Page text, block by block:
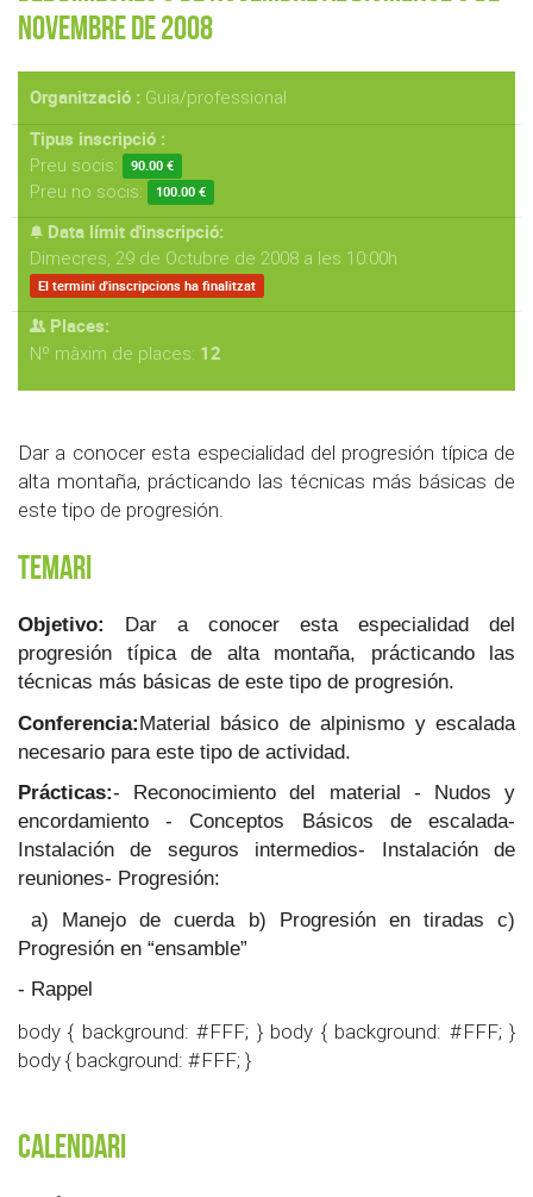
Novembre de 2008
Organització : Guia/professional
Tipus inscripció :
Preu socis: 90.00 €
Preu no socis: 100.00 €
Data límit d'inscripció:
Dimecres, 29 de Octubre de 2008 a les 10:00h
El termini d'inscripcions ha finalitzat
Places:
Nº màxim de places: 12
Dar a conocer esta especialidad del progresión típica de
alta montaña, prácticando las técnicas más básicas de
este tipo de progresión.
Temari
Objetivo: Dar a conocer esta especialidad del
progresión típica de alta montaña, prácticando las
técnicas más básicas de este tipo de progresión.
Conferencia:Material básico de alpinismo y escalada
necesario para este tipo de actividad.
Prácticas:- Reconocimiento del material - Nudos y
encordamiento - Conceptos Básicos de escalada-
Instalación de seguros intermedios- Instalación de
reuniones- Progresión:
a) Manejo de cuerda b) Progresión en tiradas c)
Progresión en “ensamble”
- Rappel
body { background: #FFF; } body { background: #FFF; }
body { background: #FFF; }
Calendari